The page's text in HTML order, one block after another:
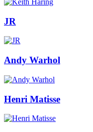
JR
Andy Warhol
Henri Matisse